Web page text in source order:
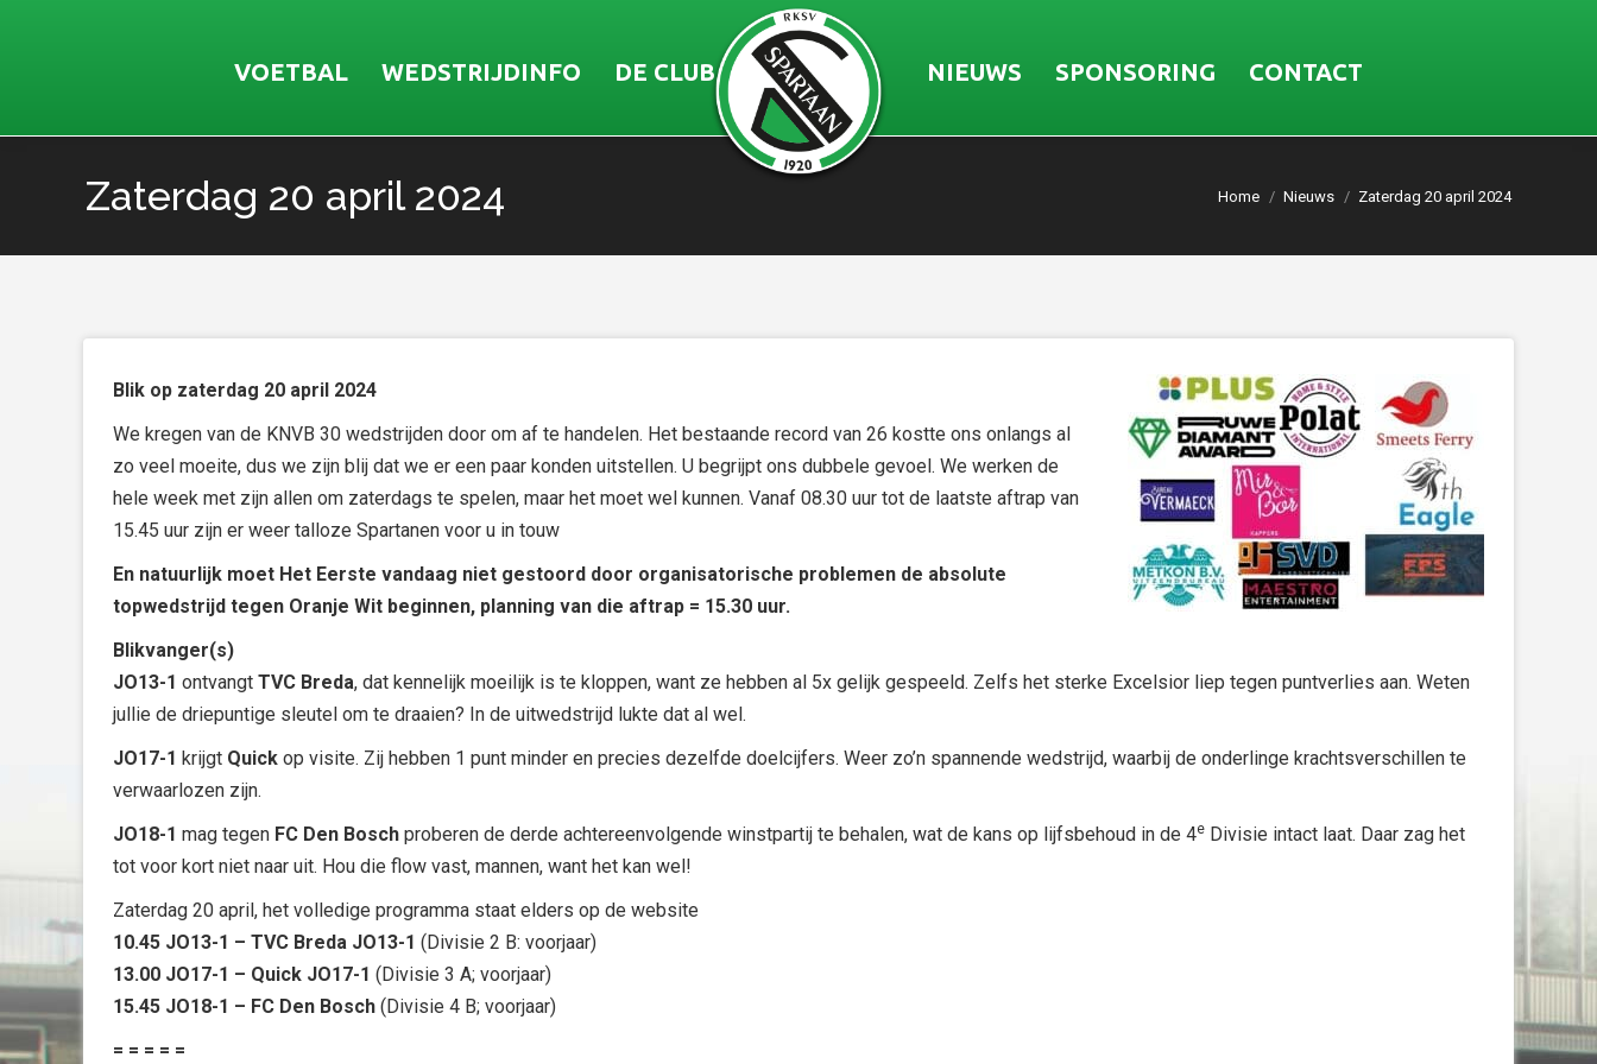
VOETBAL WEDSTRIJDINFO DE CLUB NIEUWS SPONSORING CONTACT
Zaterdag 20 april 2024
Je bent hier: Home Nieuws Zaterdag 20 april 2024
Blik op zaterdag 20 april 2024
We kregen van de KNVB 30 wedstrijden door om af te handelen. Het bestaande record van 26 kostte ons onlangs al
zo veel moeite, dus we zijn blij dat we er een paar konden uitstellen. U begrijpt ons dubbele gevoel. We werken de
hele week met zijn allen om zaterdags te spelen, maar het moet wel kunnen. Vanaf 08.30 uur tot de laatste aftrap van
15.45 uur zijn er weer talloze Spartanen voor u in touw
En natuurlijk moet Het Eerste vandaag niet gestoord door organisatorische problemen de absolute
topwedstrijd tegen Oranje Wit beginnen, planning van die aftrap = 15.30 uur.
Blikvanger(s)
JO13-1 ontvangt TVC Breda, dat kennelijk moeilijk is te kloppen, want ze hebben al 5x gelijk gespeeld. Zelfs het sterke Excelsior liep tegen puntverlies aan. Weten
jullie de driepuntige sleutel om te draaien? In de uitwedstrijd lukte dat al wel.
JO17-1 krijgt Quick op visite. Zij hebben 1 punt minder en precies dezelfde doelcijfers. Weer zo’n spannende wedstrijd, waarbij de onderlinge krachtsverschillen te
verwaarlozen zijn.
JO18-1 mag tegen FC Den Bosch proberen de derde achtereenvolgende winstpartij te behalen, wat de kans op lijfsbehoud in de 4e Divisie intact laat. Daar zag het
tot voor kort niet naar uit. Hou die flow vast, mannen, want het kan wel!
Zaterdag 20 april, het volledige programma staat elders op de website
10.45 JO13-1 – TVC Breda JO13-1 (Divisie 2 B: voorjaar)
13.00 JO17-1 – Quick JO17-1 (Divisie 3 A; voorjaar)
15.45 JO18-1 – FC Den Bosch (Divisie 4 B; voorjaar)
= = = = =